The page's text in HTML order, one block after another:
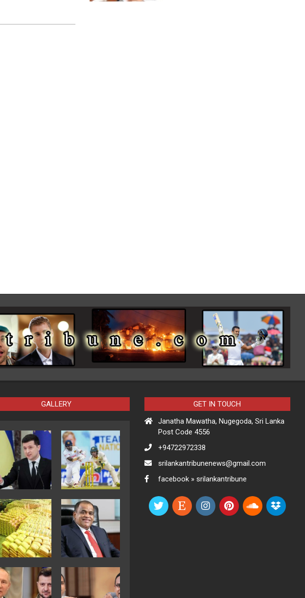
GALLERY
GET IN TOUCH
Janatha Mawatha, Nugegoda, Sri Lanka
Post Code 4556
+94722972338
srilankantribunenews@gmail.com
facebook » srilankantribune